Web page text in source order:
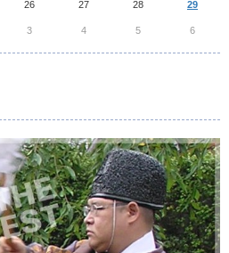
26 27 28 29
3 4 5 6